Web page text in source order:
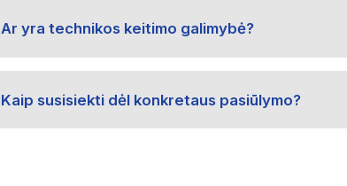
Ar yra technikos keitimo galimybė?
Kaip susisiekti dėl konkretaus pasiūlymo?